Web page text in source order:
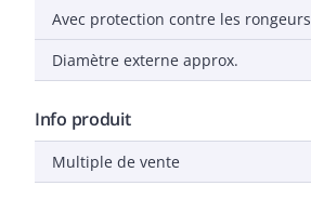
Avec protection contre les rongeurs
Diamètre externe approx.
Info produit
Multiple de vente